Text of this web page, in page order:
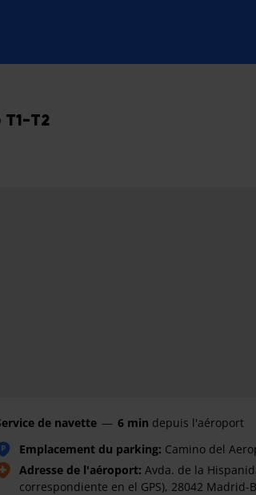
T2
de navette — 6 min depuis l'aéroport
P Emplacement du parking: Camino del
Adresse de l'aéroport: Avda. de la
correspondiente en el GPS), 28042 Madrid-